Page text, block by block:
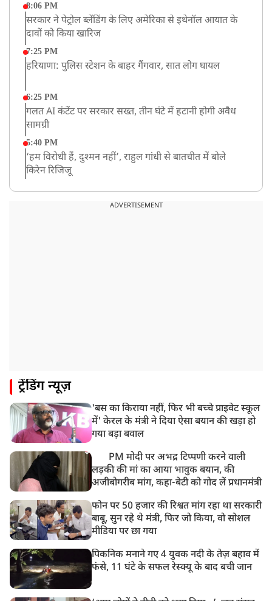
8:06 PM
सरकार ने पेट्रोल ब्लेंडिंग के लिए अमेरिका से इथेनॉल आयात के
दावों को किया खारिज
7:25 PM
हरियाणा: पुलिस स्टेशन के बाहर गैंगवार, सात लोग घायल
6:25 PM
गलत AI कंटेंट पर सरकार सख्त, तीन घंटे में हटानी होगी अवैध
सामग्री
5:40 PM
‘हम विरोधी हैं, दुश्मन नहीं’, राहुल गांधी से बातचीत में बोले
किरेन रिजिजू
झारखंड के छात्रों को CJP का समर्थन, रांची पहुंच रहा CJP का
भारी हंगामे के बीच संसद की कार्यवाही दोपहर दो बजे तक के
9:38 AM
झारखंड: JPSC परीक्षा धांधली मामले में और पांच लोग गिरफ्तार,
अबतक 19 अरेस्ट
ADVERTISEMENT
ट्रेंडिंग न्यूज़
'बस का किराया नहीं, फिर भी बच्चे प्राइवेट स्कूल
में' केरल के मंत्री ने दिया ऐसा बयान की खड़ा हो
गया बड़ा बवाल
PM मोदी पर अभद्र टिप्पणी करने वाली
लड़की की मां का आया भावुक बयान, की
अजीबोगरीब मांग, कहा-बेटी को गोद लें प्रधानमंत्री
फोन पर 50 हजार की रिश्वत मांग रहा था सरकारी
बाबू, सुन रहे थे मंत्री, फिर जो किया, वो सोशल
मीडिया पर छा गया
पिकनिक मनाने गए 4 युवक नदी के तेज़ बहाव में
फंसे, 11 घंटे के सफल रेस्क्यू के बाद बची जान